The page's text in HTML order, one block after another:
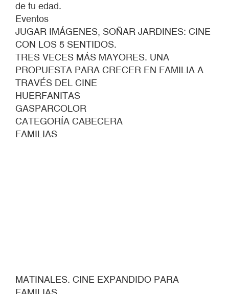
de tu edad.
Eventos
JUGAR IMÁGENES, SOÑAR JARDINES: CINE
CON LOS 5 SENTIDOS.
TRES VECES MÁS MAYORES. UNA
PROPUESTA PARA CRECER EN FAMILIA A
TRAVÉS DEL CINE
HUERFANITAS
GASPARCOLOR
CATEGORÍA CABECERA
FAMILIAS
Este año, tras diez años trabajando juntos en el
huerto, queremos centrarnos en aquellos